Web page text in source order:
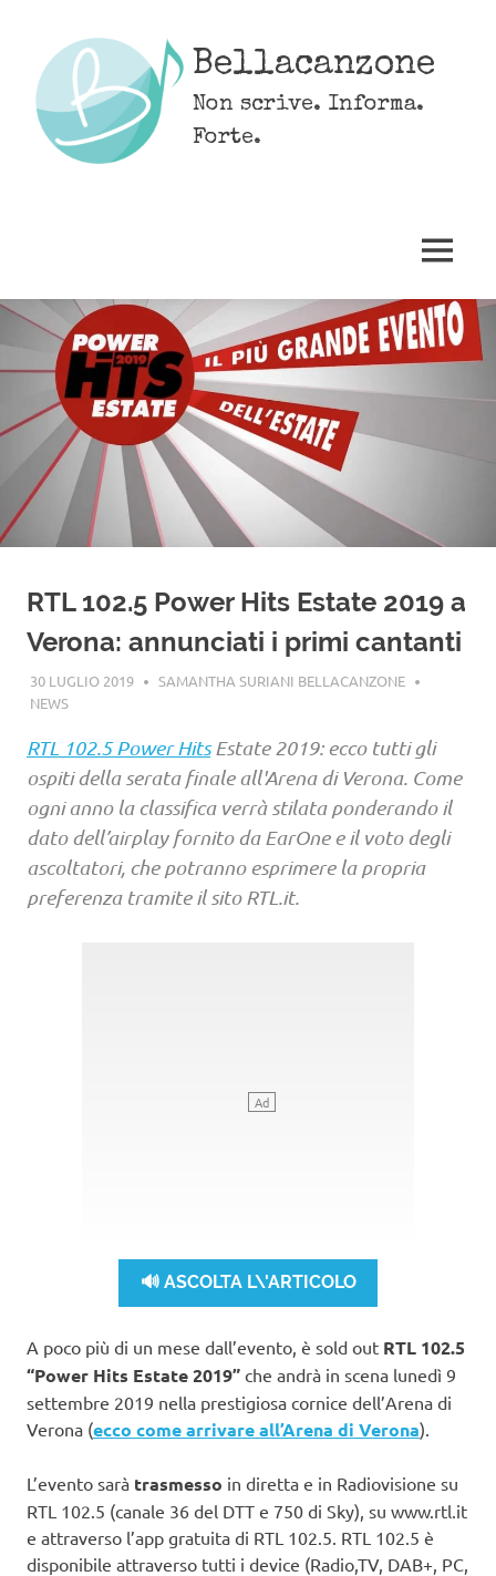
content
Bellacanzone
Non scrive. Informa.
Forte.
MENU
RTL 102.5 Power Hits Estate 2019 a
Verona: annunciati i primi cantanti
30 LUGLIO 2019
SAMANTHA SURIANI BELLACANZONE
NEWS
RTL 102.5 Power HitsEstate 2019: ecco tutti gli
ospiti della serata finale all'Arena di Verona. Come
ogni anno la classifica verrà stilata ponderando il
dato dell’airplay fornito da EarOne e il voto degli
ascoltatori, che potranno esprimere la propria
preferenza tramite il sito RTL.it.
🔊 ASCOLTA L\'ARTICOLO
A poco più di un mese dall’evento, è sold out RTL 102.5
“Power Hits Estate 2019” che andrà in scena lunedì 9
settembre 2019 nella prestigiosa cornice dell’Arena di
Verona (ecco come arrivare all’Arena di Verona).
L’evento sarà trasmesso in diretta e in Radiovisione su
RTL 102.5 (canale 36 del DTT e 750 di Sky), su www.rtl.it
e attraverso l’app gratuita di RTL 102.5. RTL 102.5 è
disponibile attraverso tutti i device (Radio,TV, DAB+, PC,